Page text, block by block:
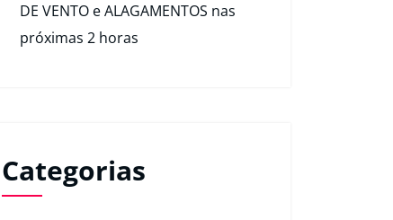
DE VENTO e ALAGAMENTOS nas
próximas 2 horas
Categorias